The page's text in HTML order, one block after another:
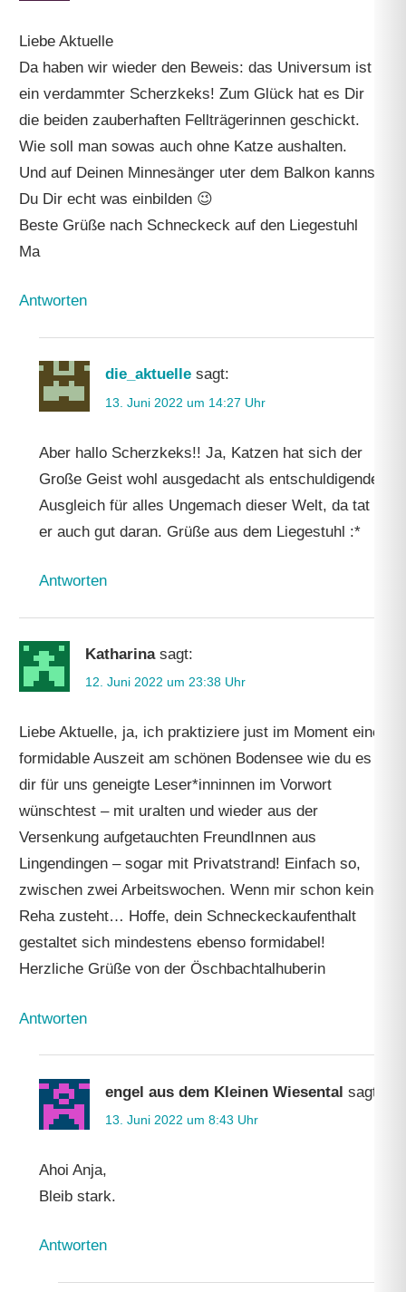
Liebe Aktuelle
Da haben wir wieder den Beweis: das Universum ist
ein verdammter Scherzkeks! Zum Glück hat es Dir
die beiden zauberhaften Fellträgerinnen geschickt.
Wie soll man sowas auch ohne Katze aushalten.
Und auf Deinen Minnesänger uter dem Balkon kannst
Du Dir echt was einbilden 😉
Beste Grüße nach Schneckeck auf den Liegestuhl
Ma
Antworten
die_aktuelle sagt:
13. Juni 2022 um 14:27 Uhr
Aber hallo Scherzkeks!! Ja, Katzen hat sich der
Große Geist wohl ausgedacht als entschuldigenden
Ausgleich für alles Ungemach dieser Welt, da tat
er auch gut daran. Grüße aus dem Liegestuhl :*
Antworten
Katharina sagt:
12. Juni 2022 um 23:38 Uhr
Liebe Aktuelle, ja, ich praktiziere just im Moment eine
formidable Auszeit am schönen Bodensee wie du es
dir für uns geneigte Leser*inninnen im Vorwort
wünschtest – mit uralten und wieder aus der
Versenkung aufgetauchten FreundInnen aus
Lingendingen – sogar mit Privatstrand! Einfach so,
zwischen zwei Arbeitswochen. Wenn mir schon keine
Reha zusteht… Hoffe, dein Schneckeckaufenthalt
gestaltet sich mindestens ebenso formidabel!
Herzliche Grüße von der Öschbachtalhuberin
Antworten
engel aus dem Kleinen Wiesental sagt:
13. Juni 2022 um 8:43 Uhr
Ahoi Anja,
Bleib stark.
Antworten